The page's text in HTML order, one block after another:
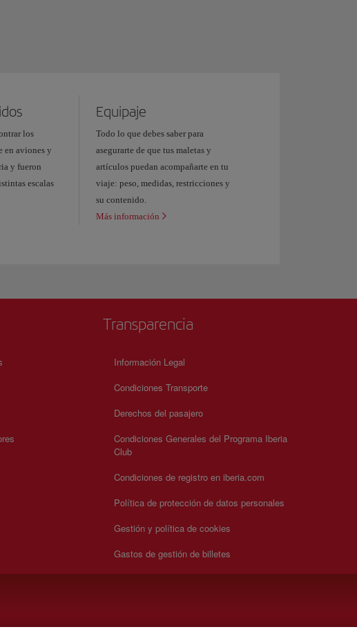
del Aeropuerto
los
en aviones y
y fueron
escalas
Equipaje
Todo lo que debes saber para
asegurarte de que tus maletas y
artículos puedan acompañarte en tu
viaje: peso, medidas, restricciones y
su contenido.
Más información
Transparencia
Información Legal
Condiciones Transporte
Derechos del pasajero
Condiciones Generales del Programa Iberia
Club
Condiciones de registro en iberia.com
Política de protección de datos personales
Gestión y política de cookies
Gastos de gestión de billetes